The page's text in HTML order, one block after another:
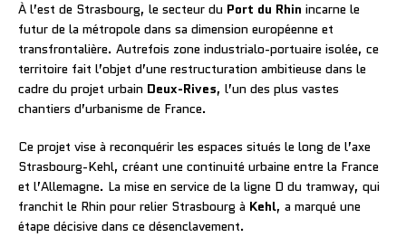
À l’est de Strasbourg, le secteur du Port du Rhin incarne le
futur de la métropole dans sa dimension européenne et
transfrontalière. Autrefois zone industrialo-portuaire isolée, ce
territoire fait l’objet d’une restructuration ambitieuse dans le
cadre du projet urbain Deux-Rives, l’un des plus vastes
chantiers d’urbanisme de France.
Ce projet vise à reconquérir les espaces situés le long de l’axe
Strasbourg-Kehl, créant une continuité urbaine entre la France
et l’Allemagne. La mise en service de la ligne D du tramway, qui
franchit le Rhin pour relier Strasbourg à Kehl, a marqué une
étape décisive dans ce désenclavement.